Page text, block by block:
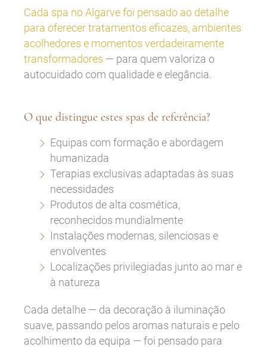
Cada spa no Algarve foi pensado ao detalhe
para oferecer tratamentos eficazes, ambientes
acolhedores e momentos verdadeiramente
transformadores — para quem valoriza o
autocuidado com qualidade e elegância.
O que distingue estes spas de referência?
Equipas com formação e abordagem
humanizada
Terapias exclusivas adaptadas às suas
necessidades
Produtos de alta cosmética,
reconhecidos mundialmente
Instalações modernas, silenciosas e
envolventes
Localizações privilegiadas junto ao mar e
à natureza
Cada detalhe — da decoração à iluminação
suave, passando pelos aromas naturais e pelo
acolhimento da equipa — foi pensado para